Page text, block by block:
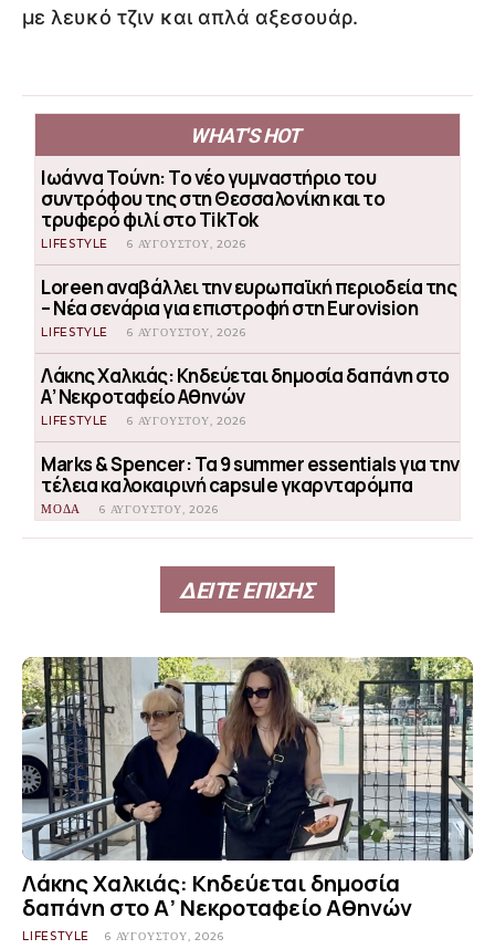
με λευκό τζιν και απλά αξεσουάρ.
WHAT'S HOT
Ιωάννα Τούνη: Το νέο γυμναστήριο του
συντρόφου της στη Θεσσαλονίκη και το
τρυφερό φιλί στο TikTok
LIFESTYLE 6 ΑΥΓΟΎΣΤΟΥ, 2026
Loreen αναβάλλει την ευρωπαϊκή περιοδεία της
– Νέα σενάρια για επιστροφή στη Eurovision
LIFESTYLE 6 ΑΥΓΟΎΣΤΟΥ, 2026
Λάκης Χαλκιάς: Κηδεύεται δημοσία δαπάνη στο
Α’ Νεκροταφείο Αθηνών
LIFESTYLE 6 ΑΥΓΟΎΣΤΟΥ, 2026
Marks & Spencer: Τα 9 summer essentials για την
τέλεια καλοκαιρινή capsule γκαρνταρόμπα
ΜΟΔΑ 6 ΑΥΓΟΎΣΤΟΥ, 2026
ΔΕΙΤΕ ΕΠΙΣΗΣ
Λάκης Χαλκιάς: Κηδεύεται δημοσία
δαπάνη στο Α’ Νεκροταφείο Αθηνών
LIFESTYLE 6 ΑΥΓΟΎΣΤΟΥ, 2026